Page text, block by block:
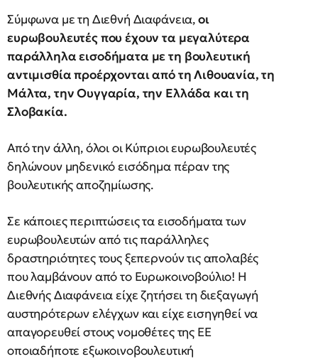
Σύμφωνα με τη Διεθνή Διαφάνεια,οι
ευρωβουλευτές που έχουν τα μεγαλύτερα
παράλληλα εισοδήματα με τη βουλευτική
αντιμισθία προέρχονται από τη Λιθουανία, τη
Μάλτα, την Ουγγαρία, την Ελλάδα και τη
Σλοβακία.
Από την άλλη, όλοι οι Κύπριοι ευρωβουλευτές
δηλώνουν μηδενικό εισόδημα πέραν της
βουλευτικής αποζημίωσης.
Σε κάποιες περιπτώσεις τα εισοδήματα των
ευρωβουλευτών από τις παράλληλες
δραστηριότητες τους ξεπερνούν τις απολαβές
που λαμβάνουν από το Ευρωκοινοβούλιο! Η
Διεθνής Διαφάνεια είχε ζητήσει τη διεξαγωγή
αυστηρότερων ελέγχων και είχε εισηγηθεί να
απαγορευθεί στους νομοθέτες της ΕΕ
οποιαδήποτε εξωκοινοβουλευτική